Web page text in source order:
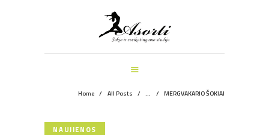
Home All Posts ... MERGVAKARIO ŠOKIAI
ŠOKIO IR SVEIKATINGUMO STUDIJA
PAGRINDINIS
ŠOKIŲ UŽSIĖMIMAI
VEIKLOS ŠVENTĖMS
APIE MUS
NAUJIENOS